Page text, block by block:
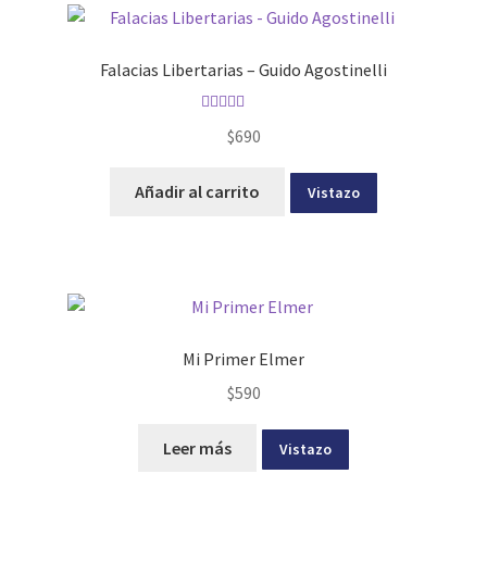
Falacias Libertarias – Guido Agostinelli
5.00 de 5
$690
Añadir al carrito Vistazo
Mi Primer Elmer
$590
Leer más Vistazo